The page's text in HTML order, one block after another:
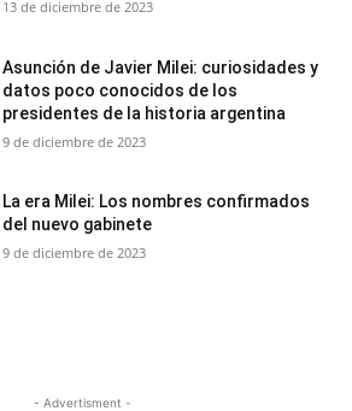
13 de diciembre de 2023
Asunción de Javier Milei: curiosidades y
datos poco conocidos de los
presidentes de la historia argentina
9 de diciembre de 2023
La era Milei: Los nombres confirmados
del nuevo gabinete
9 de diciembre de 2023
- Advertisment -